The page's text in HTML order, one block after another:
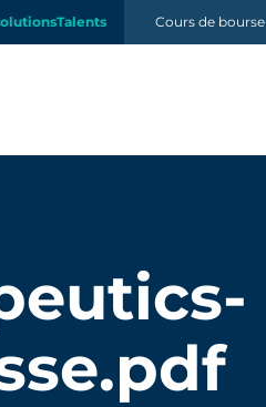
Talents Cours de bourse